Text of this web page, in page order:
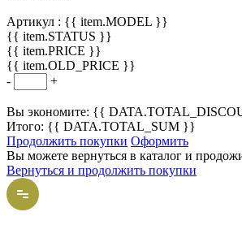
Артикул : {{ item.MODEL }}
{{ item.STATUS }}
{{ item.PRICE }}
{{ item.OLD_PRICE }}
-
+
Вы экономите: {{
Итого: {{ DATA.TOTAL_SUM }}
Продолжить покупки Оформить
Вы можете вернуться в каталог и
Вернуться и продолжить покупки